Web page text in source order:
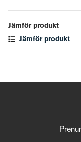
Jämför produkt
Jämför produkt